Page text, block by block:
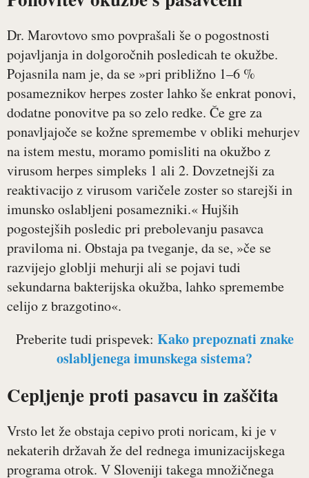
Dr. Marovtovo smo povprašali še o pogostnosti
pojavljanja in dolgoročnih posledicah te okužbe.
Pojasnila nam je, da se »pri približno 1–6 %
posameznikov herpes zoster lahko še enkrat ponovi,
dodatne ponovitve pa so zelo redke. Če gre za
ponavljajoče se kožne spremembe v obliki mehurjev
na istem mestu, moramo pomisliti na okužbo z
virusom herpes simpleks 1 ali 2. Dovzetnejši za
reaktivacijo z virusom varičele zoster so starejši in
imunsko oslabljeni posamezniki.« Hujših
pogostejših posledic pri prebolevanju pasavca
praviloma ni. Obstaja pa tveganje, da se, »če se
razvijejo globlji mehurji ali se pojavi tudi
sekundarna bakterijska okužba, lahko spremembe
celijo z brazgotino«.
Preberite tudi prispevek: Kako prepoznati znake
oslabljenega imunskega sistema?
Cepljenje proti pasavcu in zaščita
Vrsto let že obstaja cepivo proti noricam, ki je v
nekaterih državah že del rednega imunizacijskega
programa otrok. V Sloveniji takega množičnega